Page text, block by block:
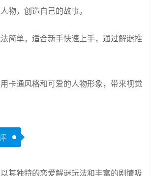
物，创造自己的故事。
简单，适合新手快速上手，通过解谜推
卡通风格和可爱的人物形象，带来视觉
以其独特的恋爱解谜玩法和丰富的剧情吸